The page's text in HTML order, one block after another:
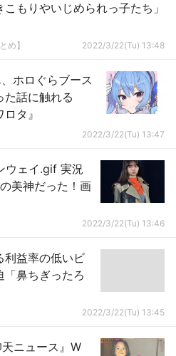
もりやいじめられっ子たち」
め】 2022/3/22(Tu) 13:48
ホロぐらブース
た話に触れる
タ』
2022/3/22(Tu) 13:47
ウェイ.gif 実況
美神だった！画
2022/3/22(Tu) 13:46
利益率の低いビ
「鼻ちぎったろ
2022/3/22(Tu) 13:45
天ニュース』W